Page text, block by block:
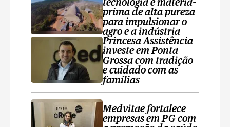
tecnologia e matéria-
prima de alta pureza
para impulsionar o
agro e a indústria
Princesa Assistência
investe em Ponta
Grossa com tradição
e cuidado com as
famílias
Medvitae fortalece
empresas em PG com